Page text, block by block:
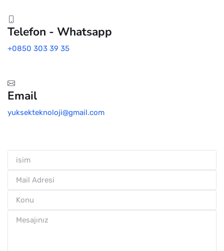
Telefon - Whatsapp
+0850 303 39 35
Email
yuksekteknoloji@gmail.com